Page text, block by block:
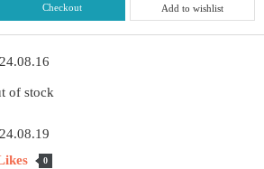
Checkout Add to wishlist
of stock
0